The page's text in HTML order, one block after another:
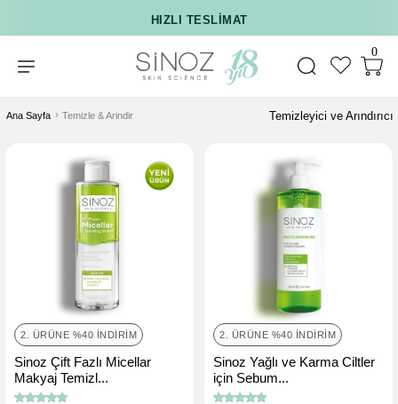
HIZLI TESLIMAT
0
Ana Sayfa Temizle & Arindir Temizleyici ve Arındırıcı
2. ÜRÜNE %40 İNDIRIM
Sinoz Çift Fazlı Micellar
Makyaj Temizl...
2. ÜRÜNE %40 İNDIRIM
Sinoz Yağlı ve Karma Ciltler
için Sebum...